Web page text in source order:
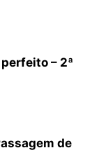
– 2ª
de